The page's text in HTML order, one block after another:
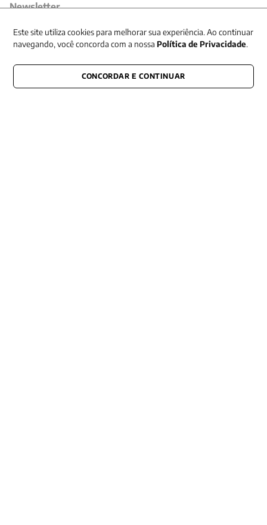
Newsletter
Receba nossas promoções
Este site utiliza cookies para melhorar sua experiência. Ao continuar
navegando, você concorda com a nossa Política de Privacidade.
CONCORDAR E CONTINUAR